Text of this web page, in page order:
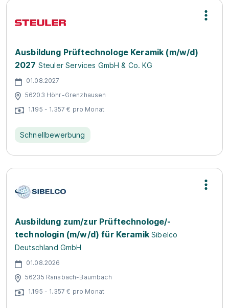
Ausbildung Prüftechnologe Keramik (m/w/d)
2027 Steuler Services GmbH & Co. KG
01.08.2027
56203 Höhr-Grenzhausen
1.195 - 1.357 € pro Monat
Schnellbewerbung
Ausbildung zum/zur Prüftechnologe/-
technologin (m/w/d) für Keramik Sibelco
Deutschland GmbH
01.08.2026
56235 Ransbach-Baumbach
1.195 - 1.357 € pro Monat